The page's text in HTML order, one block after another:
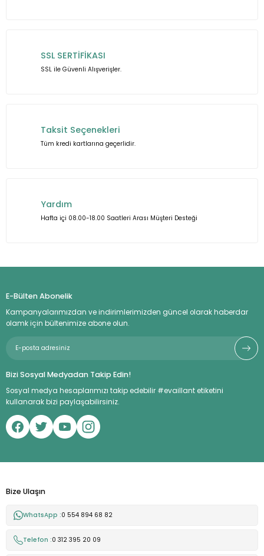
Ürün fiyatı diğer sitelerden daha pahalı.
SSL SERTİFİKASI
SSL ile Güvenli Alışverişler.
Taksit Seçenekleri
Tüm kredi kartlarına geçerlidir.
Yardım
Hafta içi 08.00-18.00 Saatleri Arası Müşteri Desteği
E-Bülten Abonelik
Kampanyalarımızdan ve indirimlerimizden güncel olarak haberdar
olamk için bültenimize abone olun.
Bizi Sosyal Medyadan Takip Edin!
Sosyal medya hesaplarımızı takip edebilir #evaillant etiketini
kullanarak bizi paylaşabilirsiniz.
Bize Ulaşın
WhatsApp :0 554 894 68 82
Telefon :0 312 395 20 09